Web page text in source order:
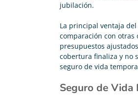
jubilación.
La principal ventaja
comparación con otras
presupuestos
cobertura finaliza y no
seguro de vida
Seguro de Vida